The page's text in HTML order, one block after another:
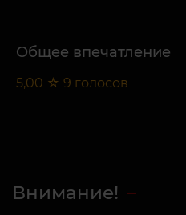
Общее впечатление
5,00 ☆ 9 голосов
Внимание!